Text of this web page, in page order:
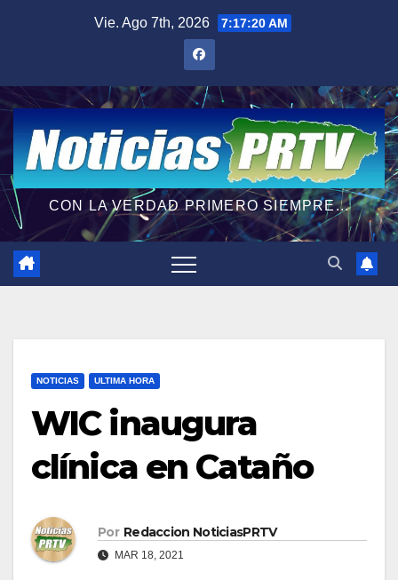
Vie. Ago 7th, 2026 7:17:21 AM
CON LA VERDAD PRIMERO SIEMPRE...
NOTICIAS ULTIMA HORA
WIC inaugura
clínica en Cataño
Por Redaccion NoticiasPRTV
MAR 18, 2021